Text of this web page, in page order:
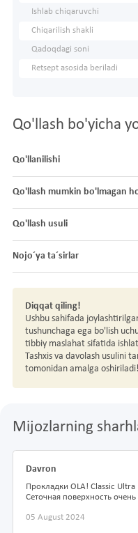
Ishlab chiqaruvchi
Chiqarilish shakli
Qadoqdagi soni
Retsept asosida beriladi
Qo'llash bo'yicha
Qo'llanilishi
Qo'llash mumkin bo'lmagan
Qo'llash usuli
Nojo´ya ta´sirlar
Diqqat qiling!
Ushbu sahifada
tushunchaga ega bo'lish
tibbiy maslahat sifatida
Tashxis va davolash usulini
tomonidan amalga oshiriladi!
Mijozlarning
Davron
Прокладки OLA! Classic
Сеточная поверхность
05 August 2024